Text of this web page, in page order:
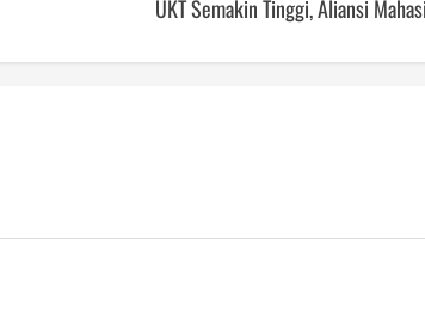
UKT Semakin Tinggi, Aliansi